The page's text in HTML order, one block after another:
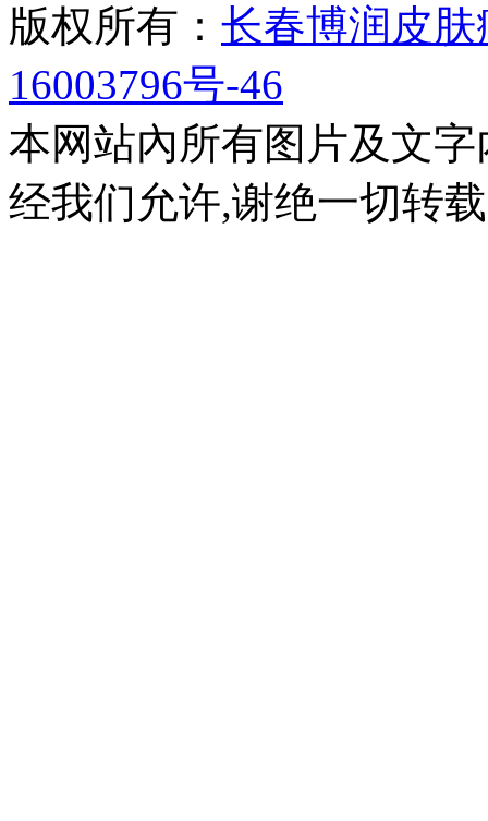
版权所有： 长春博润皮肤
16003796号-46
本网站內所有图片及文
经我们允许,谢绝一切转载